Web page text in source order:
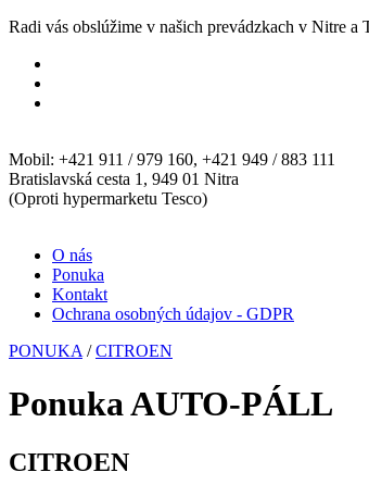
Radi vás obslúžime v našich prevádzkach v Nitre a
Mobil: +421 911 / 979 160, +421 949 / 883 111
Bratislavská cesta 1, 949 01 Nitra
(Oproti hypermarketu Tesco)
O nás
Ponuka
Kontakt
Ochrana osobných údajov - GDPR
PONUKA / CITROEN
Ponuka AUTO-PÁLL
CITROEN